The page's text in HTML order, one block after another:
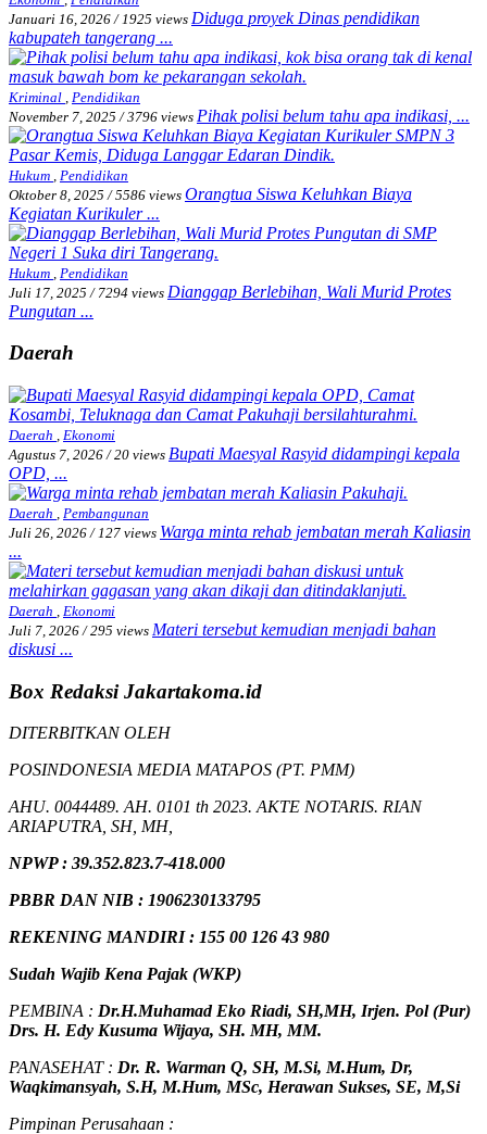
Januari 16, 2026 / 1925 views Diduga proyek Dinas pendidikan
kabupateh tangerang ...
Kriminal
Pendidikan
November 7, 2025 / 3796 views Pihak polisi belum tahu apa indikasi, ...
Hukum
Pendidikan
Oktober 8, 2025 / 5586 views Orangtua Siswa Keluhkan Biaya
Kegiatan Kurikuler ...
Hukum
Pendidikan
Juli 17, 2025 / 7294 views Dianggap Berlebihan, Wali Murid Protes
Pungutan ...
Daerah
Daerah , Ekonomi
Agustus 7, 2026 / 20 views Bupati Maesyal Rasyid didampingi kepala
OPD, ...
Daerah , Pembangunan
Juli 26, 2026 / 127 views Warga minta rehab jembatan merah Kaliasin
...
Daerah , Ekonomi
Juli 7, 2026 / 295 views Materi tersebut kemudian menjadi bahan
diskusi ...
Box Redaksi Jakartakoma.id
DITERBITKAN OLEH
POSINDONESIA MEDIA MATAPOS (PT. PMM)
AHU. 0044489. AH. 0101 th 2023. AKTE NOTARIS. RIAN
ARIAPUTRA, SH, MH,
NPWP: 39.352.823.7-418.000
PBBR DAN NIB : 1906230133795
REKENING MANDIRI : 155 00 126 43 980
Sudah Wajib Kena Pajak (WKP)
PEMBINA : Dr.H.Muhamad Eko Riadi, SH,MH, Irjen. Pol (Pur)
Drs. H. Edy Kusuma Wijaya, SH. MH, MM.
PANASEHAT : Dr. R. Warman Q, SH, M.Si, M.Hum, Dr,
Waqkimansyah, S.H, M.Hum, MSc, Herawan Sukses, SE, M,Si
Pimpinan Perusahaan :